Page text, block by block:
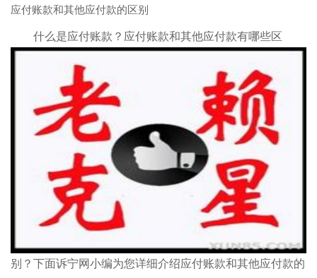
应付账款和其他应付款的区别
什么是应付账款？应付账款和其他应付款有哪些区
别？下面诉宁网小编为您详细介绍应付账款和其他应付款的